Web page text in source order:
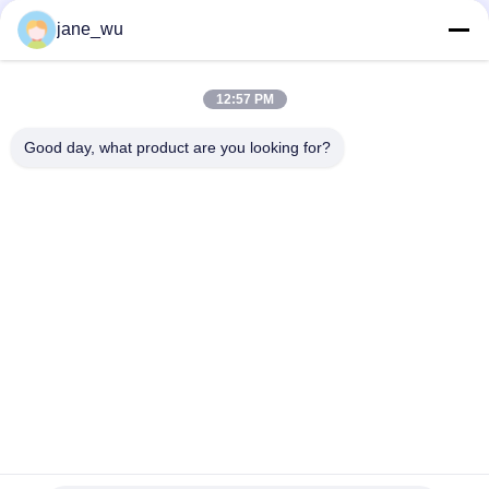
jane_wu
12:57 PM
Good day, what product are you looking for?